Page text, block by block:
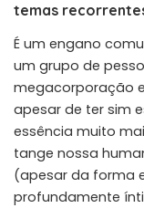
temas
É um engano
um grupo de
megacorporação
apesar de ter sim
essência muito
tange nossa
(apesar da forma
profundamente